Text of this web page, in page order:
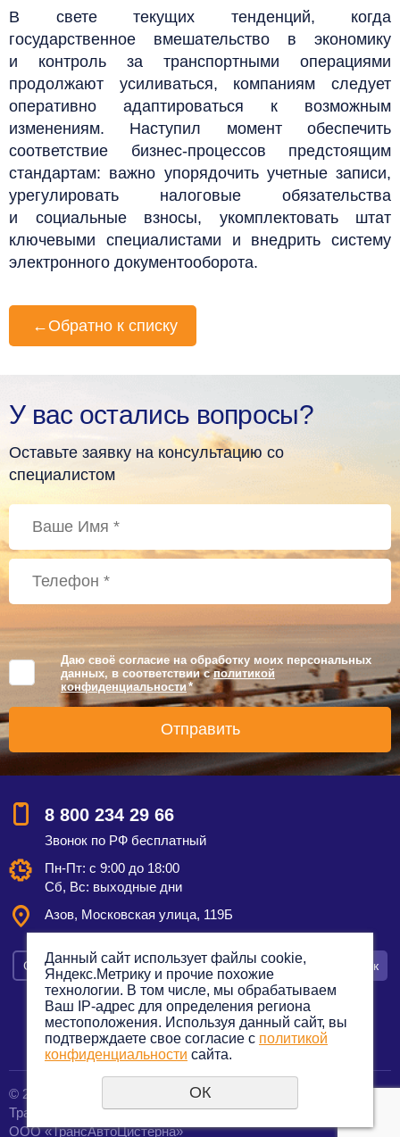
В свете текущих тенденций, когда
государственное вмешательство в экономику
и контроль за транспортными операциями
продолжают усиливаться, компаниям следует
оперативно адаптироваться к возможным
изменениям. Наступил момент обеспечить
соответствие бизнес-процессов предстоящим
стандартам: важно упорядочить учетные записи,
урегулировать налоговые обязательства
и социальные взносы, укомплектовать штат
ключевыми специалистами и внедрить систему
электронного документооборота.
← Обратно к списку
У вас остались вопросы?
Оставьте заявку на консультацию со
специалистом
Даю своё согласие на обработку моих персональных
данных, в соответствии сполитикой
конфиденциальности *
8 800 234 29 66
Звонок по РФ бесплатный
Пн-Пт: с 9:00 до 18:00
Сб, Вс: выходные дни
Азов, Московская улица, 119Б
Смотреть на карте Оставить заявку Заказать звонок
Политика конфиденциальности
© 2012—2023. Все права защищены.
Транспортная компания по грузоперевозкам
ООО «ТрансАвтоЦистерна»
Данный сайт использует файлы cookie,
Яндекс.Метрику и прочие похожие
технологии. В том числе, мы обрабатываем
Ваш IP-адрес для определения региона
местоположения. Используя данный сайт, вы
подтверждаете свое согласие с политикой
конфиденциальности сайта.
ОК